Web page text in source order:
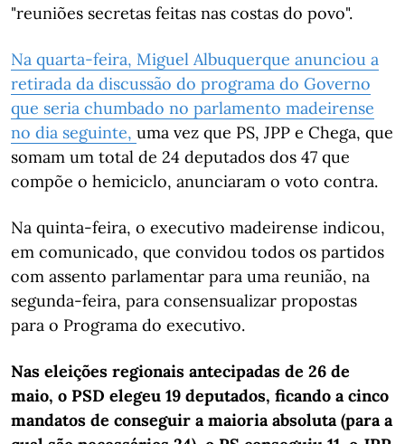
"reuniões secretas feitas nas costas do povo".
Na quarta-feira, Miguel Albuquerque anunciou a
retirada da discussão do programa do Governo
que seria chumbado no parlamento madeirense
no dia seguinte, uma vez que PS, JPP e Chega, que
somam um total de 24 deputados dos 47 que
compõe o hemiciclo, anunciaram o voto contra.
Na quinta-feira, o executivo madeirense indicou,
em comunicado, que convidou todos os partidos
com assento parlamentar para uma reunião, na
segunda-feira, para consensualizar propostas
para o Programa do executivo.
Nas eleições regionais antecipadas de 26 de
maio, o PSD elegeu 19 deputados, ficando a cinco
mandatos de conseguir a maioria absoluta (para a